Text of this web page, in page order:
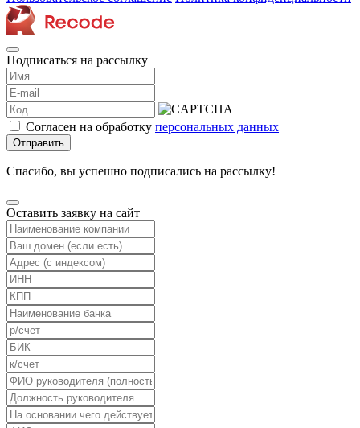
Подписаться на рассылку
Согласен на обработку персональных данных
Отправить
Спасибо, вы успешно подписались на рассылку!
Оставить заявку на сайт